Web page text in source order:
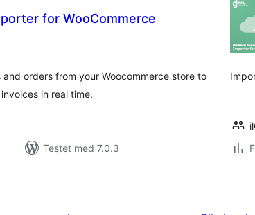
for WooCommerce
orders from your Woocommerce store to
in real time.
Testet med 7.0.3